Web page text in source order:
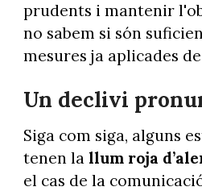
prudents i mantenir
no sabem si són
mesures ja aplicades de
Un declivi
Siga com siga, alguns
tenen la llum roja
el cas de la